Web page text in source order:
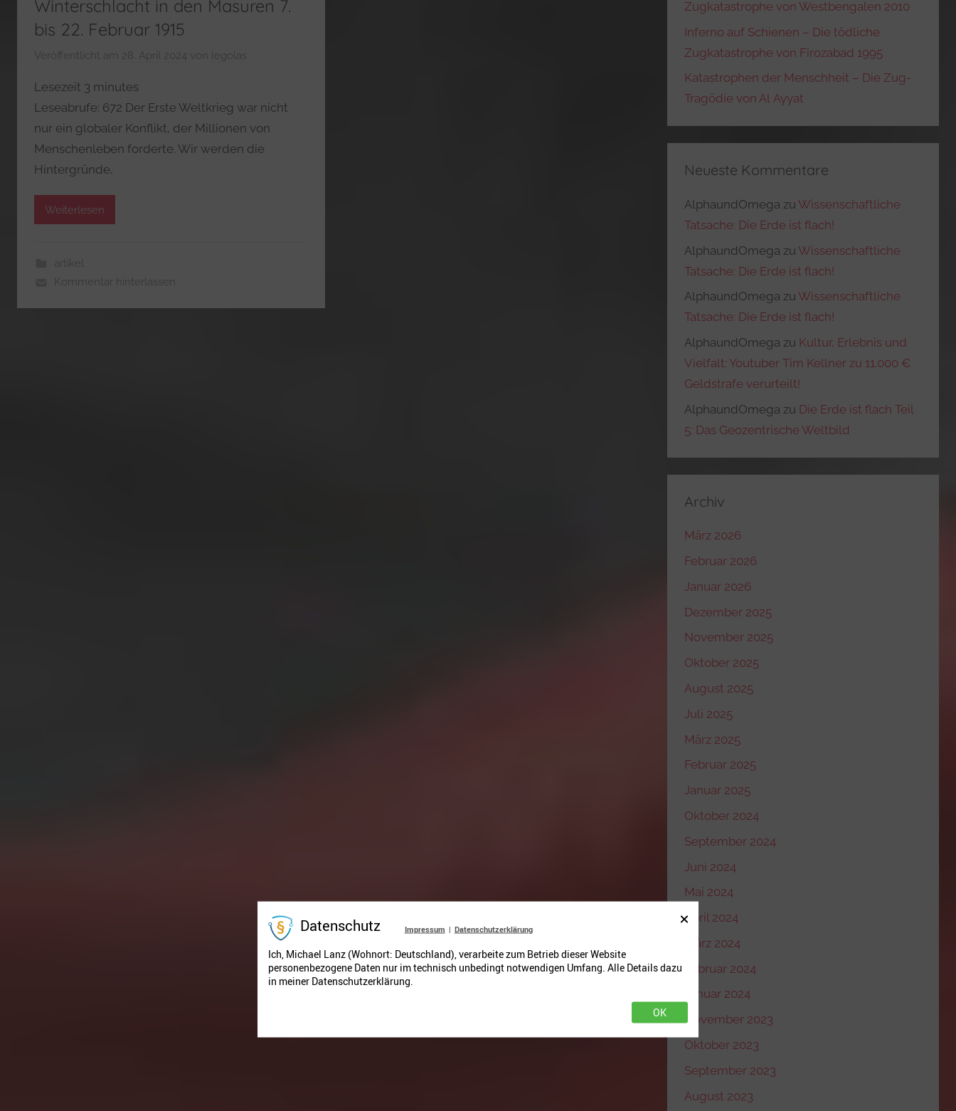
Winterschlacht in den Masuren 7.
bis 22. Februar 1915
Veröffentlicht am 28. April 2024 von legolas
Lesezeit 3 minutes
Leseabrufe: 672 Der Erste Weltkrieg war nicht
nur ein globaler Konflikt, der Millionen von
Menschenleben forderte. Wir werden die
Hintergründe,
Weiterlesen
artikel
Kommentar hinterlassen
Zugkatastrophe von Westbengalen 2010
Inferno auf Schienen – Die tödliche
Zugkatastrophe von Firozabad 1995
Katastrophen der Menschheit – Die Zug-
Tragödie von Al Ayyat
Neueste Kommentare
AlphaundOmega zuWissenschaftliche
Tatsache: Die Erde ist flach!
AlphaundOmega zuWissenschaftliche
Tatsache: Die Erde ist flach!
AlphaundOmega zuWissenschaftliche
Tatsache: Die Erde ist flach!
AlphaundOmega zu Kultur, Erlebnis und
Vielfalt: Youtuber Tim Kellner zu 11.000 €
Geldstrafe verurteilt!
AlphaundOmega zu Die Erde ist flach Teil
5: Das Geozentrische Weltbild
Archiv
März 2026
Februar 2026
Januar 2026
Dezember 2025
November 2025
Oktober 2025
August 2025
Juli 2025
März 2025
Februar 2025
Januar 2025
Oktober 2024
September 2024
Juni 2024
Mai 2024
April 2024
März 2024
Februar 2024
Januar 2024
November 2023
Oktober 2023
September 2023
August 2023
Datenschutz Impressum | Datenschutzerklärung
Ich, Michael Lanz (Wohnort: Deutschland), verarbeite zum Betrieb dieser Website
personenbezogene Daten nur im technisch unbedingt notwendigen Umfang. Alle Details dazu
in meiner Datenschutzerklärung.
OK